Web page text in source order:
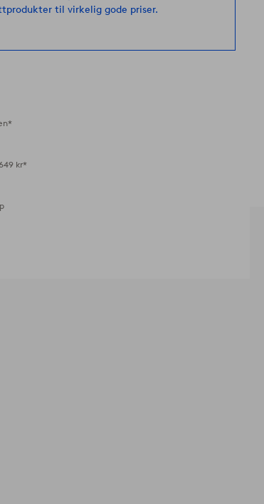
til virkelig gode priser.
kr*